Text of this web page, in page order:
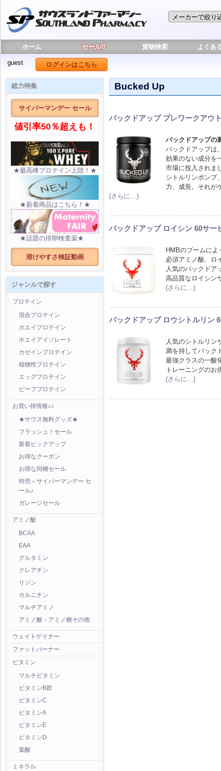
ホーム セール!! 貨物検索 よくあ
guest ログインはこちら
総力特集
サイバーマンデー セール
値引率50％超えも！
★最高峰プロテイン上陸！★
★新着商品はこちら！★
★話題の排卵検査薬★
溶けやすさ検証動画
ジャンルで探す
プロテイン
混合プロテイン
ホエイプロテイン
ホエイアイソレート
カゼインプロテイン
植物性プロテイン
エッグプロテイン
ビーフプロテイン
お買い得情報♪♪
★サウス無料グッズ★
フラッシュ！セール
新着ピックアップ
お得なクーポン
お得な同梱セール
特売～サイバーマンデー セ
ール♪
ガレージセール
アミノ酸
BCAA
EAA
グルタミン
クレアチン
リジン
カルニチン
マルチアミノ
アミノ酸・アミノ糖その他
ウェイトゲイナー
ファットバーナー
ビタミン
マルチビタミン
ビタミンB群
ビタミンC
ビタミンA
ビタミンE
ビタミンD
葉酸
ミネラル
Bucked Up
バックドアップ プレワークアウ
バックドアップの
バックドアップは
効果のない成分を
市場に投入されま
シトルリンポンプ
力、成長。それが
(さらに…)
バックドアップ ロイシン 60サー
HMBのブームに
必須アミノ酸、ロ
人気のバックドア
高品質なロイシン
(さらに…)
バックドアップ ロウシトルリン
人気のシトルリン
満を持してバック
最強クラスの一酸
トレーニングのお
(さらに…)